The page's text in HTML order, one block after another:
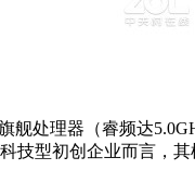
舰处理器（睿频达
型初创企业而言，